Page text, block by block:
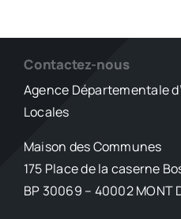
Contactez-nous
Agence Départementale
Locales
Maison des Communes
175 Place de la caserne
BP 30069 – 40002 MONT